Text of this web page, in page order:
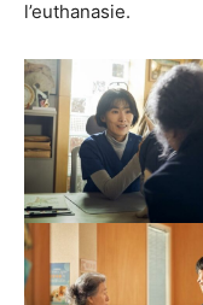
l’euthanasie.